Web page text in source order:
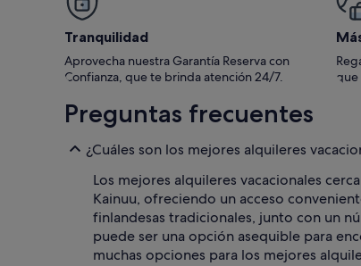
Tranquilidad
Aprovecha nuestra Garantía Reserva con
Confianza, que te brinda atención 24/7.
que
Preguntas frecuentes
¿Cuáles son los mejores alquileres
Los mejores alquileres vacacionales
Kainuu, ofreciendo un acceso
finlandesas tradicionales, junto con un
puede ser una opción asequible para
muchas opciones para los mejores